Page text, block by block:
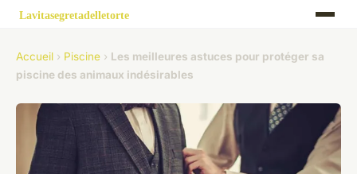
Accueil › Piscine › Les meilleures astuces pour protéger sa
piscine des animaux indésirables